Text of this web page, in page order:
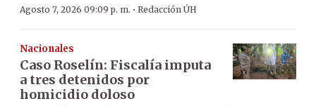
Agosto 7, 2026 09:09 p. m. · Redacción ÚH
Nacionales
Caso Roselín: Fiscalía imputa
a tres detenidos por
homicidio doloso